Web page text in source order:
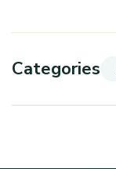
Categories